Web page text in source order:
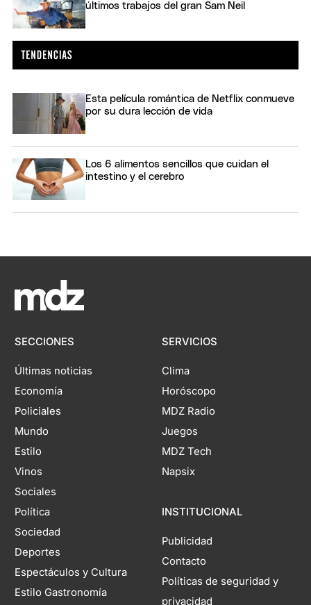
últimos trabajos del gran Sam Neil
Esta película romántica de Netflix conmueve
por su dura lección de vida
Los 6 alimentos sencillos que cuidan el
intestino y el cerebro
SECCIONES
Últimas noticias
Economía
Policiales
Mundo
Estilo
Vinos
Sociales
Política
Sociedad
Deportes
Espectáculos y Cultura
Estilo Gastronomía
SERVICIOS
Clima
Horóscopo
MDZ Radio
Juegos
MDZ Tech
Napsix
INSTITUCIONAL
Publicidad
Contacto
Políticas de seguridad y
privacidad